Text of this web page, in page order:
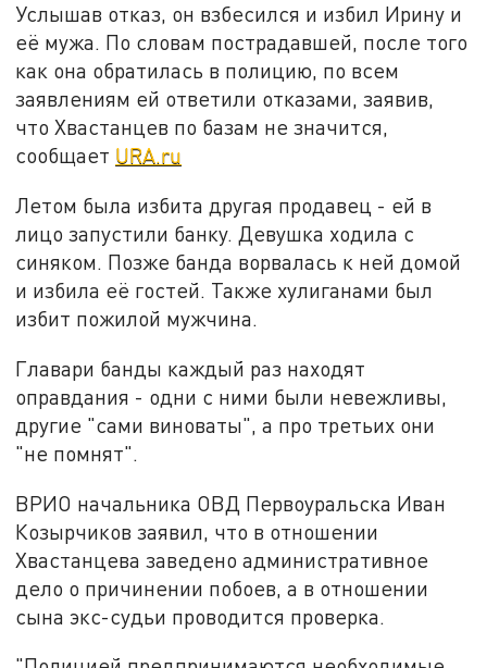
Услышав отказ, он взбесился и избил Ирину и
её мужа. По словам пострадавшей, после того
как она обратилась в полицию, по всем
заявлениям ей ответили отказами, заявив,
что Хвастанцев по базам не значится,
сообщает URA.ru
Летом была избита другая продавец - ей в
лицо запустили банку. Девушка ходила с
синяком. Позже банда ворвалась к ней домой
и избила её гостей. Также хулиганами был
избит пожилой мужчина.
Главари банды каждый раз находят
оправдания - одни с ними были невежливы,
другие "сами виноваты", а про третьих они
"не помнят".
ВРИО начальника ОВД Первоуральска Иван
Козырчиков заявил, что в отношении
Хвастанцева заведено административное
дело о причинении побоев, а в отношении
сына экс-судьи проводится проверка.